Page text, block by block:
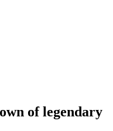
of legendary